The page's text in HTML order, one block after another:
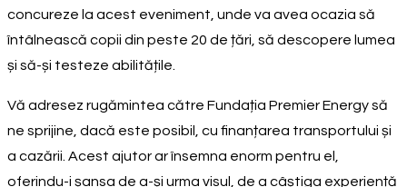
concureze la acest eveniment, unde va avea ocazia să
întâlnească copii din peste 20 de țări, să descopere lumea
și să-și testeze abilitățile.
Vă adresez rugămintea către Fundația Premier Energy să
ne sprijine, dacă este posibil, cu finanțarea transportului și
a cazării. Acest ajutor ar însemna enorm pentru el,
oferindu-i șansa de a-și urma visul, de a câștiga experiență